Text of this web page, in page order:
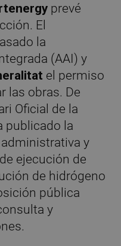
prevé
El
la
(AAI) y
el permiso
las obras. De
Oficial de la
publicado la
y
ejecución de
de hidrógeno
pública
y